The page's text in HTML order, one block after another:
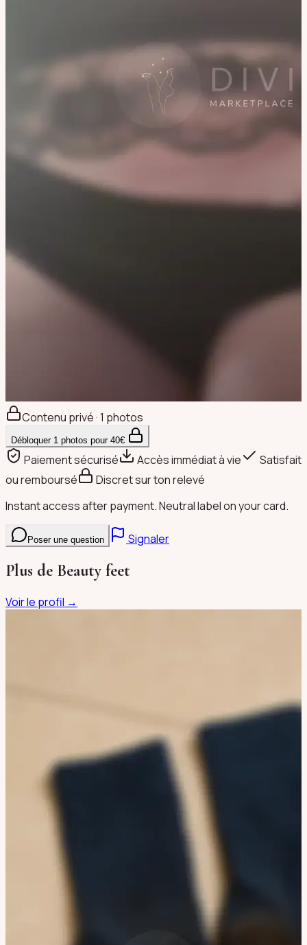
Contenu privé · 1 photos
Débloquer 1 photos pour 40€
Paiement sécurisé Accès immédiat à vie
Satisfait
ou remboursé
Discret sur ton relevé
Instant access after payment. Neutral label on your card.
Poser une question Signaler
Plus de Beauty feet
Voir le profil →